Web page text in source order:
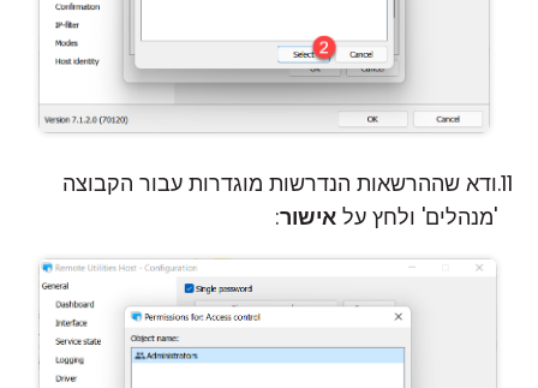
ודא שההרשאות הנדרשות מוגדרות עבור הקבוצה
'מנהלים' ולחץ על אישור: